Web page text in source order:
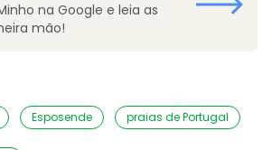
na Google e leia as
mão!
Esposende praias de Portugal